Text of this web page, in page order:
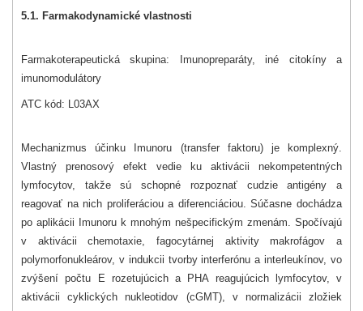
5.1. Farmakodynamické vlastnosti
Farmakoterapeutická skupina: Imunopreparáty, iné citokíny a
imunomodulátory
ATC kód: L03AX
Mechanizmus účinku Imunoru (transfer faktoru) je komplexný.
Vlastný prenosový efekt vedie ku aktivácii nekompetentných
lymfocytov, takže sú schopné rozpoznať cudzie antigény a
reagovať na nich proliferáciou a diferenciáciou. Súčasne dochádza
po aplikácii Imunoru k mnohým nešpecifickým zmenám. Spočívajú
v aktivácii chemotaxie, fagocytárnej aktivity makrofágov a
polymorfonukleárov, v indukcii tvorby interferónu a interleukínov, vo
zvýšení počtu E rozetujúcich a PHA reagujúcich lymfocytov, v
aktivácii cyklických nukleotidov (cGMT), v normalizácii zložiek